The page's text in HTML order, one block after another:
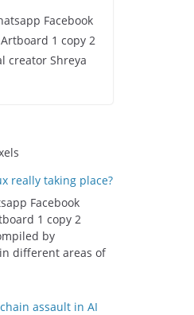
Facebook
1 copy 2
creator Shreya
really taking place?
Facebook
1 copy 2
by
different areas of
assault in AI